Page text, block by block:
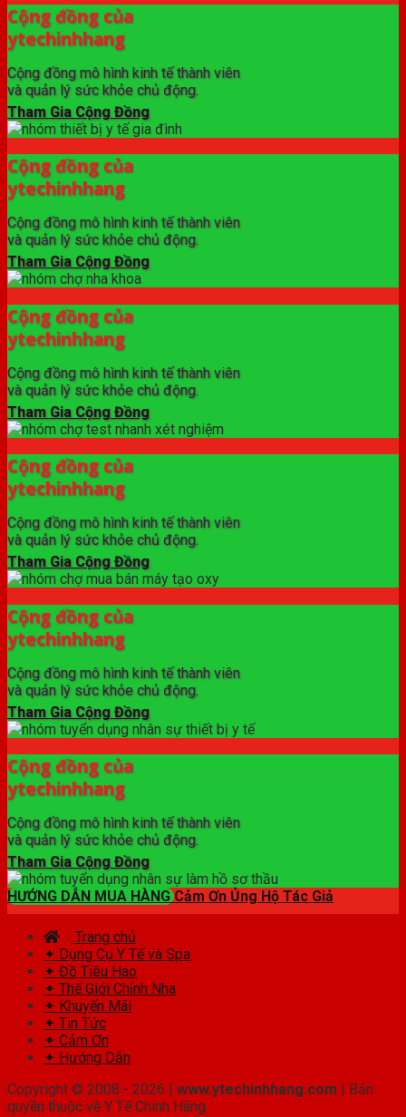
Cộng đồng của
ytechinhhang
Cộng đồng mô hình kinh tế thành viên
và quản lý sức khỏe chủ động.
Tham Gia Cộng Đồng
Cộng đồng của
ytechinhhang
Cộng đồng mô hình kinh tế thành viên
và quản lý sức khỏe chủ động.
Tham Gia Cộng Đồng
Cộng đồng của
ytechinhhang
Cộng đồng mô hình kinh tế thành viên
và quản lý sức khỏe chủ động.
Tham Gia Cộng Đồng
Cộng đồng của
ytechinhhang
Cộng đồng mô hình kinh tế thành viên
và quản lý sức khỏe chủ động.
Tham Gia Cộng Đồng
Cộng đồng của
ytechinhhang
Cộng đồng mô hình kinh tế thành viên
và quản lý sức khỏe chủ động.
Tham Gia Cộng Đồng
Cộng đồng của
ytechinhhang
Cộng đồng mô hình kinh tế thành viên
và quản lý sức khỏe chủ động.
Tham Gia Cộng Đồng
HƯỚNG DẪN MUA HÀNG Cảm Ơn Ủng Hộ Tác Giả
Trang chủ
✦ Dụng Cụ Y Tế và Spa
✦ Đồ Tiêu Hao
✦ Thế Giới Chỉnh Nha
✦ Khuyến Mãi
✦ Tin Tức
✦ Cảm Ơn
✦ Hướng Dẫn
Copyright © 2008 - 2026 |
www.ytechinhhang.com | Bản
quyền thuộc về Y Tế Chính Hãng